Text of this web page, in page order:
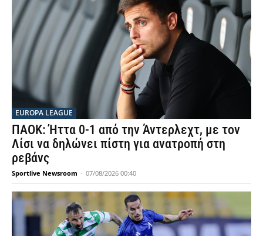
EUROPA LEAGUE
ΠΑΟΚ: Ήττα 0-1 από την Άντερλεχτ, με τον
Λίσι να δηλώνει πίστη για ανατροπή στη
ρεβάνς
Sportlive Newsroom - 07/08/2026 00:40